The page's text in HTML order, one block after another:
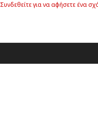
Συνδεθείτε για να αφήσετε ένα